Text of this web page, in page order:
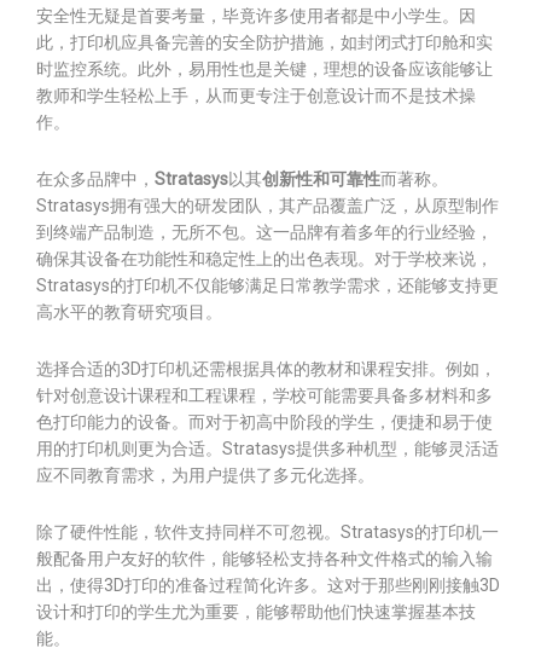
安全性无疑是首要考量，毕竟许多使用者都是中小学生。因
此，打印机应具备完善的安全防护措施，如封闭式打印舱和实
时监控系统。此外，易用性也是关键，理想的设备应该能够让
教师和学生轻松上手，从而更专注于创意设计而不是技术操
作。
在众多品牌中， Stratasys以其创新性和可靠性而著称。
Stratasys拥有强大的研发团队，其产品覆盖广泛，从原型制作
到终端产品制造，无所不包。这一品牌有着多年的行业经验，
确保其设备在功能性和稳定性上的出色表现。对于学校来说，
Stratasys的打印机不仅能够满足日常教学需求，还能够支持更
高水平的教育研究项目。
选择合适的3D打印机还需根据具体的教材和课程安排。例如，
针对创意设计课程和工程课程，学校可能需要具备多材料和多
色打印能力的设备。而对于初高中阶段的学生，便捷和易于使
用的打印机则更为合适。Stratasys提供多种机型，能够灵活适
应不同教育需求，为用户提供了多元化选择。
除了硬件性能，软件支持同样不可忽视。Stratasys的打印机一
般配备用户友好的软件，能够轻松支持各种文件格式的输入输
出，使得3D打印的准备过程简化许多。这对于那些刚刚接触3D
设计和打印的学生尤为重要，能够帮助他们快速掌握基本技
能。